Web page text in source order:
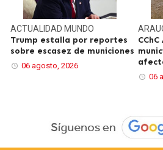
ACTUALIDADMUNDO
Trump estalla por reportes
sobre escasez de municiones
06 agosto, 2026
06